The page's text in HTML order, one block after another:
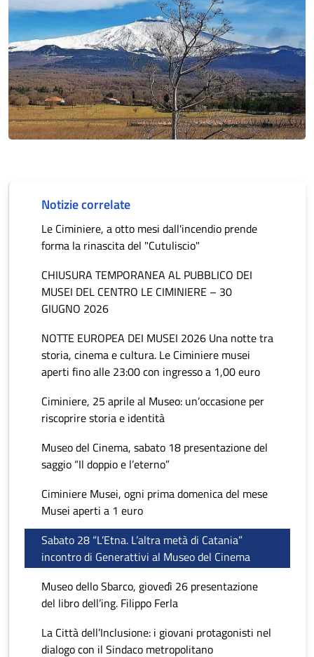
Notizie correlate
Le Ciminiere, a otto mesi dall'incendio prende
forma la rinascita del "Cutuliscio"
CHIUSURA TEMPORANEA AL PUBBLICO DEI
MUSEI DEL CENTRO LE CIMINIERE – 30
GIUGNO 2026
NOTTE EUROPEA DEI MUSEI 2026 Una notte tra
storia, cinema e cultura. Le Ciminiere musei
aperti fino alle 23:00 con ingresso a 1,00 euro
Ciminiere, 25 aprile al Museo: un’occasione per
riscoprire storia e identità
Museo del Cinema, sabato 18 presentazione del
saggio “Il doppio e l’eterno”
Ciminiere Musei, ogni prima domenica del mese
Musei aperti a 1 euro
Sabato 28 “L’Etna. L’altra metà di Catania”
incontro di Generattivi al Museo del Cinema
Museo dello Sbarco, giovedì 26 presentazione
del libro dell’ing. Filippo Ferla
La Città dell’Inclusione: i giovani protagonisti nel
dialogo con il Sindaco metropolitano